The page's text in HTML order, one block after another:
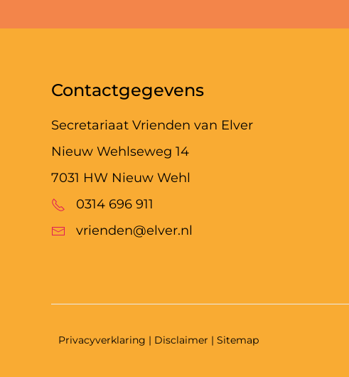
Contactgegevens
Secretariaat Vrienden van Elver
Nieuw Wehlseweg 14
7031 HW Nieuw Wehl
0314 696 911
vrienden@elver.nl
Privacyverklaring | Disclaimer | Sitemap